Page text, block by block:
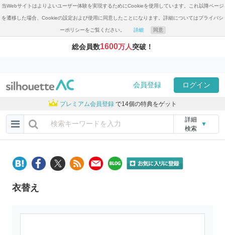
当Webサイトはよりよいユーザー体験を実現するためにCookieを使用しています。これ以降ページ
を遷移した場合、Cookieの設定および使用に同意したことになります。詳細についてはプライバシ
ーポリシーをご覧ください。 詳細 同意
総会員数1600万人突破！
会員登録 ログイン
プレミアム会員登録 で14個の特典をゲット
詳細
検索
▼
衣替え